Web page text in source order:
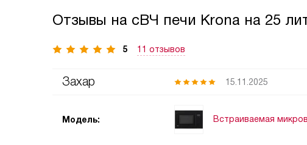
Отзывы на сВЧ печи Krona на 25
5 11 отзывов
Захар 15.11.2025
Модель: Встраиваемая